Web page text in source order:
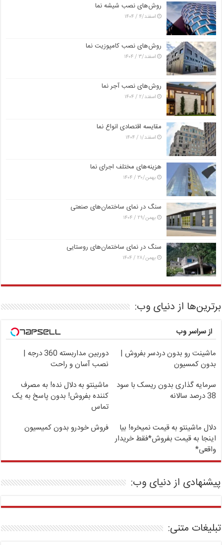
روش‌های نصب شیشه نما
اسفند/۴ / ۱۴۰۴
روش‌های نصب کامپوزیت نما
اسفند/۳ / ۱۴۰۴
روش‌های نصب آجر نما
اسفند/۲ / ۱۴۰۴
مقایسه اقتصادی انواع نما
اسفند/۱ / ۱۴۰۴
هزینه‌های مختلف اجرای نما
بهمن/۳۰ / ۱۴۰۴
سنگ در نمای ساختمان‌های صنعتی
بهمن/۲۹ / ۱۴۰۴
سنگ در نمای ساختمان‌های روستایی
بهمن/۲۸ / ۱۴۰۴
برترین‌ها از دنیای وب:
از سراسر وب
ماشینت رو بدون دردسر بفروش |
بدون کمسیون
دوربین مداربسته 360 درجه |
نصب آسان و راحت
سرمایه گذاری بدون ریسک با سود
38 درصد سالانه
ماشینتو به دلال نده! به مصرف
کننده بفروش! بدون پاسخ به یک
تماس
دلال ماشینتو به قیمت نمیخره! بیا
اینجا به قیمت بفروش*فقط خریدار
واقعی*
فروش خودرو بدون کمیسیون
پیشنهادی از دنیای وب:
تبلیغات متنی: